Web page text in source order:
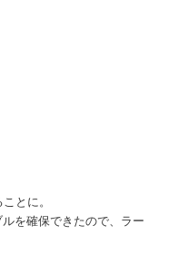
とに。
を確保できたので、ラー